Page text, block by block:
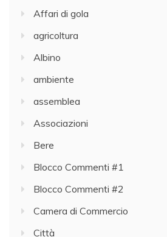
Affari di gola
agricoltura
Albino
ambiente
assemblea
Associazioni
Bere
Blocco Commenti #1
Blocco Commenti #2
Camera di Commercio
Città